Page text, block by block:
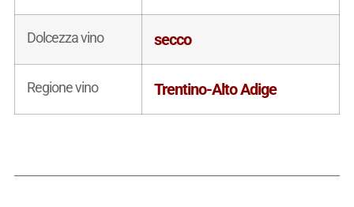
Dolcezza vino secco
Regione vino Trentino-Alto Adige